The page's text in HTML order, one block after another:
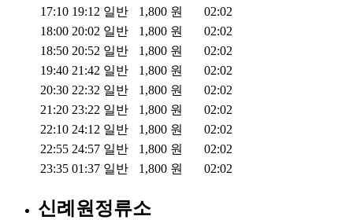
17:10 19:12 일반 1,800 원
02:02
18:00 20:02 일반 1,800 원
02:02
18:50 20:52 일반 1,800 원
02:02
19:40 21:42 일반 1,800 원
02:02
20:30 22:32 일반 1,800 원
02:02
21:20 23:22 일반 1,800 원
02:02
22:10 24:12 일반 1,800 원
02:02
22:55 24:57 일반 1,800 원
02:02
23:35 01:37 일반 1,800 원 02:02
신례원정류소